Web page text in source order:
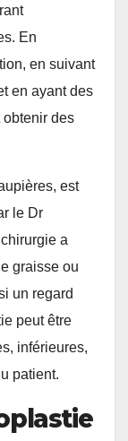
En
en suivant
en ayant des
obtenir des
est
le Dr
a
graisse ou
un regard
peut être
inférieures,
patient.